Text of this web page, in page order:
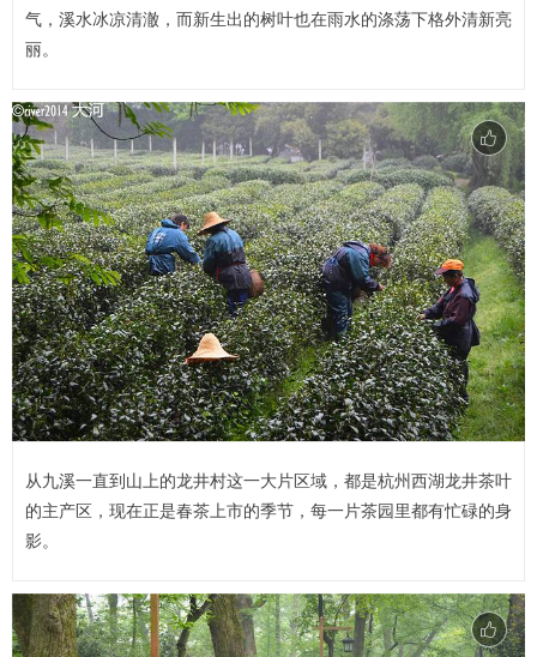
气，溪水冰凉清澈，而新生出的树叶也在雨水的涤荡下格外清新亮
丽。
从九溪一直到山上的龙井村这一大片区域，都是杭州西湖龙井茶叶
的主产区，现在正是春茶上市的季节，每一片茶园里都有忙碌的身
影。